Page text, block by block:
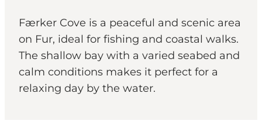
Færker Cove is a peaceful and scenic area
on Fur, ideal for fishing and coastal walks.
The shallow bay with a varied seabed and
calm conditions makes it perfect for a
relaxing day by the water.